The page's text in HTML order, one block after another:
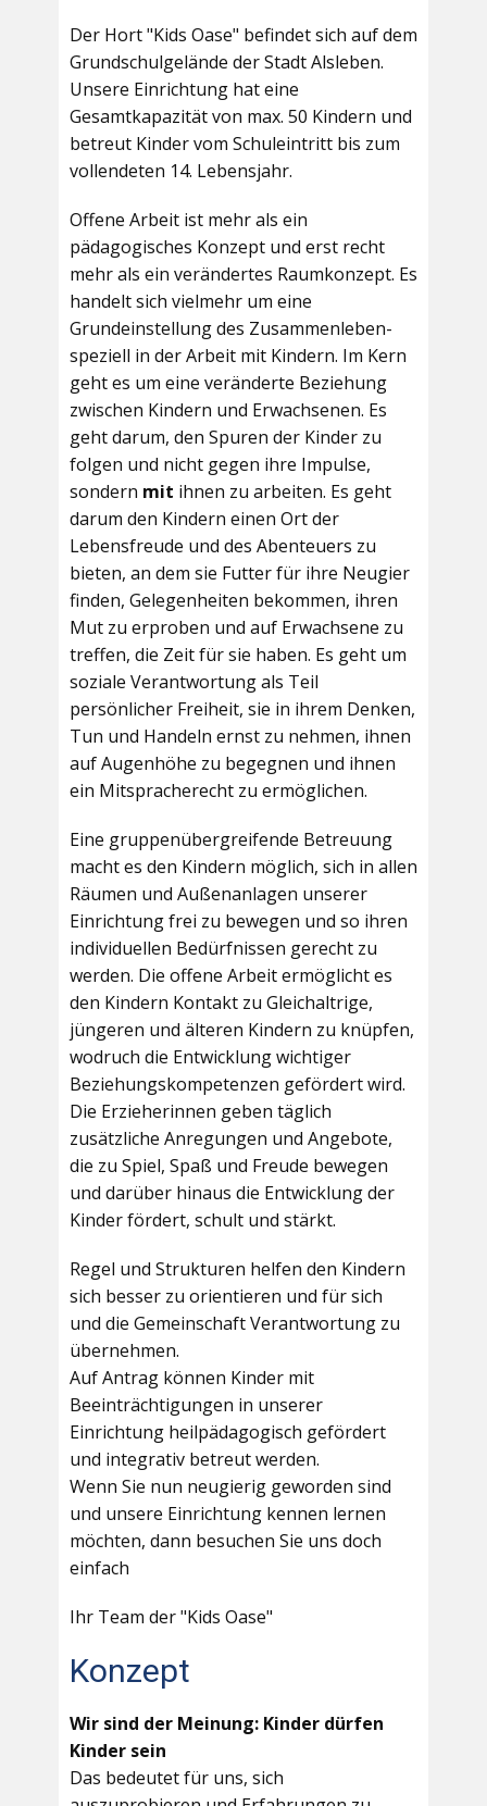
Der Hort "Kids Oase" befindet sich auf dem
Grundschulgelände der Stadt Alsleben.
Unsere Einrichtung hat eine
Gesamtkapazität von max. 50 Kindern und
betreut Kinder vom Schuleintritt bis zum
vollendeten 14. Lebensjahr.
Offene Arbeit ist mehr als ein
pädagogisches Konzept und erst recht
mehr als ein verändertes Raumkonzept. Es
handelt sich vielmehr um eine
Grundeinstellung des Zusammenleben-
speziell in der Arbeit mit Kindern. Im Kern
geht es um eine veränderte Beziehung
zwischen Kindern und Erwachsenen. Es
geht darum, den Spuren der Kinder zu
folgen und nicht gegen ihre Impulse,
sondern mit ihnen zu arbeiten. Es geht
darum den Kindern einen Ort der
Lebensfreude und des Abenteuers zu
bieten, an dem sie Futter für ihre Neugier
finden, Gelegenheiten bekommen, ihren
Mut zu erproben und auf Erwachsene zu
treffen, die Zeit für sie haben. Es geht um
soziale Verantwortung als Teil
persönlicher Freiheit, sie in ihrem Denken,
Tun und Handeln ernst zu nehmen, ihnen
auf Augenhöhe zu begegnen und ihnen
ein Mitspracherecht zu ermöglichen.
Eine gruppenübergreifende Betreuung
macht es den Kindern möglich, sich in allen
Räumen und Außenanlagen unserer
Einrichtung frei zu bewegen und so ihren
individuellen Bedürfnissen gerecht zu
werden. Die offene Arbeit ermöglicht es
den Kindern Kontakt zu Gleichaltrige,
jüngeren und älteren Kindern zu knüpfen,
wodruch die Entwicklung wichtiger
Beziehungskompetenzen gefördert wird.
Die Erzieherinnen geben täglich
zusätzliche Anregungen und Angebote,
die zu Spiel, Spaß und Freude bewegen
und darüber hinaus die Entwicklung der
Kinder fördert, schult und stärkt.
Regel und Strukturen helfen den Kindern
sich besser zu orientieren und für sich
und die Gemeinschaft Verantwortung zu
übernehmen.
Auf Antrag können Kinder mit
Beeinträchtigungen in unserer
Einrichtung heilpädagogisch gefördert
und integrativ betreut werden.
Wenn Sie nun neugierig geworden sind
und unsere Einrichtung kennen lernen
möchten, dann besuchen Sie uns doch
einfach
Ihr Team der "Kids Oase"
Konzept
Wir sind der Meinung: Kinder dürfen
Kinder sein
Das bedeutet für uns, sich